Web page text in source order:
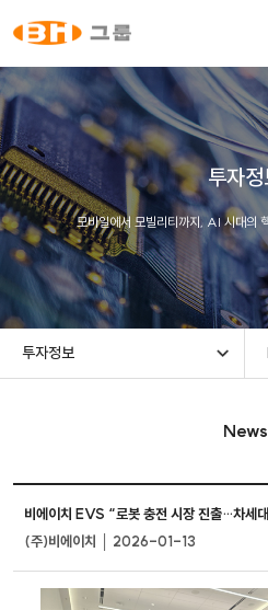
투자
모바일에서 모빌리티까지, AI 시대의
투자정보
News
비에이치 EVS “로봇 충전 시장 진출…차세
(주)비에이치 │ 2026-01-13